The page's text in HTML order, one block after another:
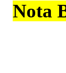
Nota